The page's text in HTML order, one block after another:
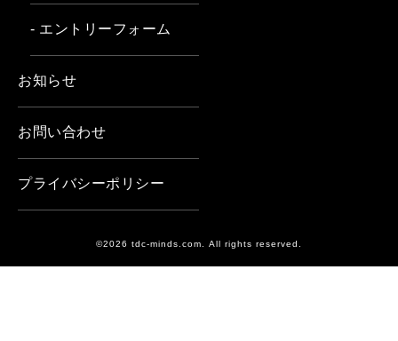
- エントリーフォーム
お知らせ
お問い合わせ
プライバシーポリシー
©2026 tdc-minds.com. All rights reserved.